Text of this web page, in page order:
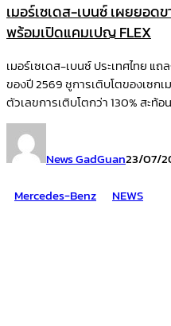
เมอร์เซเดส-เบนซ์ เผยยอด
พร้อมเปิดแคมเปญ FLEX
เมอร์เซเดส-เบนซ์ ประเทศไทย แ
ของปี 2569 ชูการเติบโตของเซก
ตัวเลขการเติบโตกว่า 130% สะท้
News GadGuan23/07/
Mercedes-Benz
NEWS